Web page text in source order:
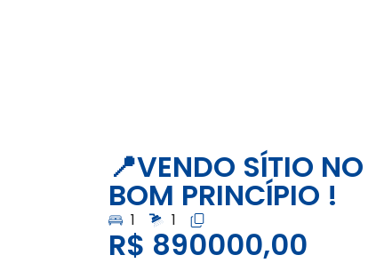
📍VENDO SÍTIO NO
BOM PRINCÍPIO !
1 1
R$ 890000,00